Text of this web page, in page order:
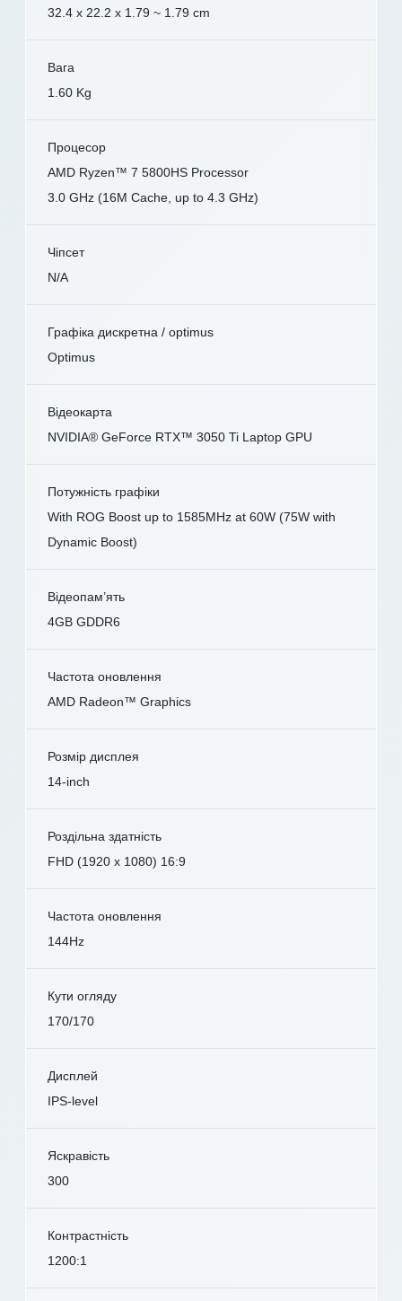
32.4 x 22.2 x 1.79 ~ 1.79 cm
Вага
1.60 Kg
Процесор
AMD Ryzen™ 7 5800HS Processor
3.0 GHz (16M Cache, up to 4.3 GHz)
Чіпсет
N/A
Графіка дискретна / optimus
Optimus
Відеокарта
NVIDIA® GeForce RTX™ 3050 Ti Laptop GPU
Потужність графіки
With ROG Boost up to 1585MHz at 60W (75W with
Dynamic Boost)
Відеопам’ять
4GB GDDR6
Частота оновлення
AMD Radeon™ Graphics
Розмір дисплея
14-inch
Роздільна здатність
FHD (1920 x 1080) 16:9
Частота оновлення
144Hz
Кути огляду
170/170
Дисплей
IPS-level
Яскравість
300
Контрастність
1200:1